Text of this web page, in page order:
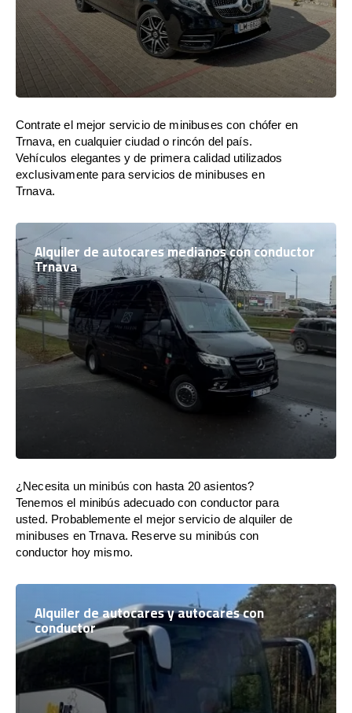
Contrate el mejor servicio de minibuses con chófer en
Trnava, en cualquier ciudad o rincón del país.
Vehículos elegantes y de primera calidad utilizados
exclusivamente para servicios de minibuses en
Trnava.
Alquiler de autocares medianos con conductor
Trnava
¿Necesita un minibús con hasta 20 asientos?
Tenemos el minibús adecuado con conductor para
usted. Probablemente el mejor servicio de alquiler de
minibuses en Trnava. Reserve su minibús con
conductor hoy mismo.
Alquiler de autocares y autocares con
conductor